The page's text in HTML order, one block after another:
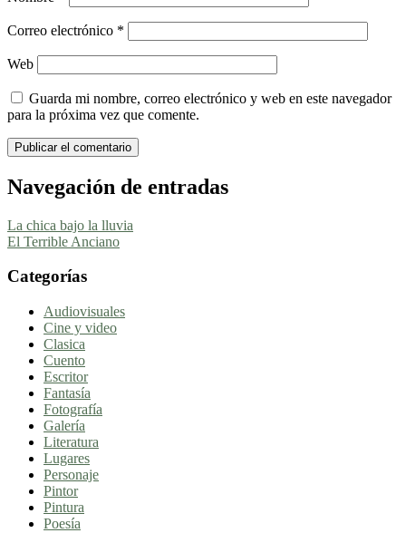
Correo electrónico *
Web
Guarda mi nombre, correo electrónico y web en este navegador
para la próxima vez que comente.
Navegación de entradas
La chica bajo la lluvia
El Terrible Anciano
Categorías
Audiovisuales
Cine y video
Clasica
Cuento
Escritor
Fantasía
Fotografía
Galería
Literatura
Lugares
Personaje
Pintor
Pintura
Poesía